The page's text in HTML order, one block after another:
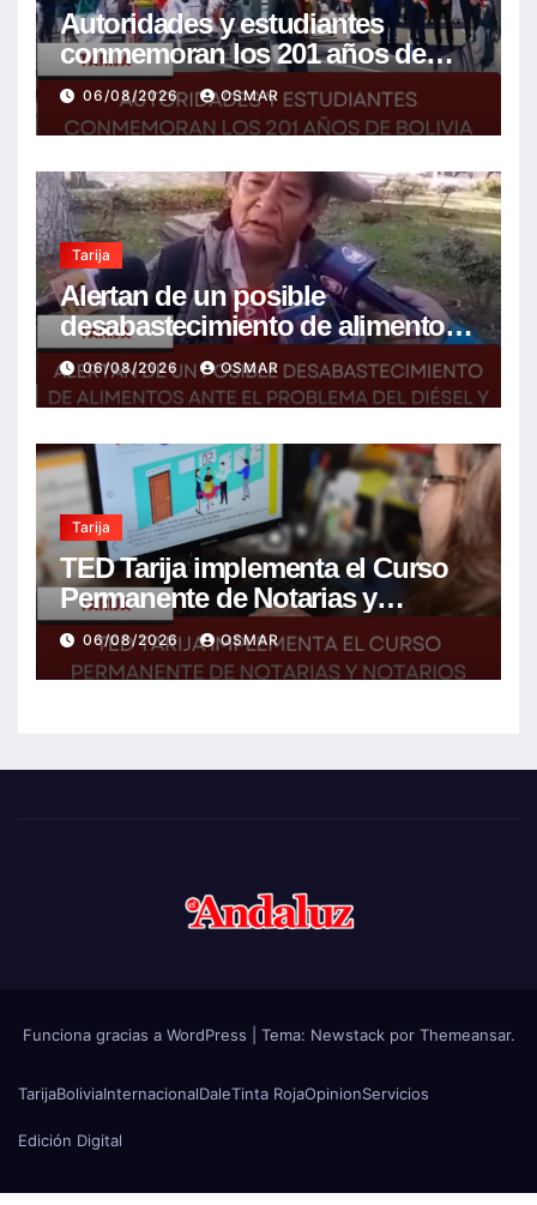
Autoridades y estudiantes
conmemoran los 201 años de
Bolivia con la esperanza de un
mejor futuro
06/08/2026 OSMAR
Tarija
Alertan de un posible
desabastecimiento de alimentos
ante el problema del diésel y el
encarecimiento de insumos
agrícolas
06/08/2026 OSMAR
Tarija
TED Tarija implementa el Curso
Permanente de Notarias y
Notarios Electorales 2026
06/08/2026 OSMAR
Funciona gracias a WordPress Tema: Newstackpor Themeansar.
TarijaBoliviaInternacionalDaleTinta RojaOpinionServicios
Edición Digital